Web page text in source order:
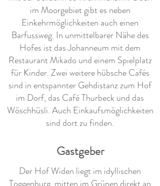
im Moorgebiet gibt es neben
Einkehrmöglichkeiten auch einen
Barfussweg. In unmittelbarer Nähe des
Hofes ist das Johanneum mit dem
Restaurant Mikado und einem Spielplatz
für Kinder. Zwei weitere hübsche Cafés
sind in entspannter Gehdistanz zum Hof
im Dorf, das Café Thurbeck und das
Wöschhüsli. Auch Einkaufsmöglichkeiten
sind dort zu finden.
Gastgeber
Der Hof Widen liegt im idyllischen